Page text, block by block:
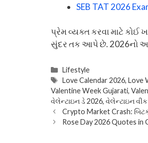
SEB TAT 2026
પ્રેમ વ્યક્ત કરવા માટે
સુંદર તક આપે છે. 2026નો આ
Categories
Lifestyle
Tags
Love Calendar 2026,Love
Valentine Week Gujarati,
વેલેન્ટાઇન ડે 2026, વેલેન્ટાઇન
Crypto Market Crash:
Rose Day 2026 Quotes in